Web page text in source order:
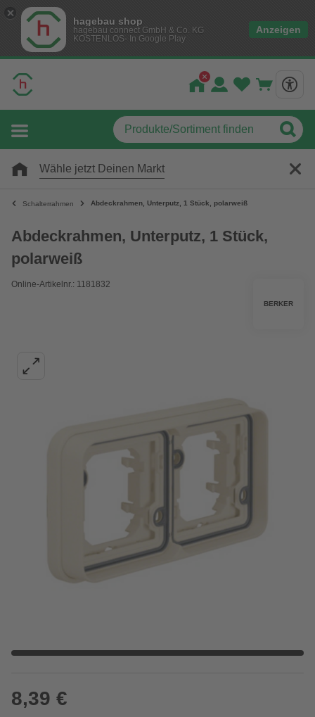
hagebau shop
hagebau connect GmbH & Co. KG
KOSTENLOS- In Google Play
Anzeigen
Wähle jetzt Deinen Markt
Schalterrahmen Abdeckrahmen, Unterputz, 1 Stück, polarweiß
Abdeckrahmen, Unterputz, 1 Stück,
polarweiß
Online-Artikelnr.: 1181832
BERKER
8,39 €